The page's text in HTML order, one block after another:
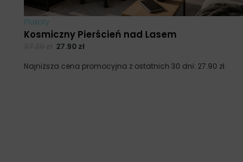
Plakaty
Kosmiczny Pierścień nad Lasem
27.90 zł
Najniższa cena promocyjna z ostatnich 30 dni: 27.90 zł.